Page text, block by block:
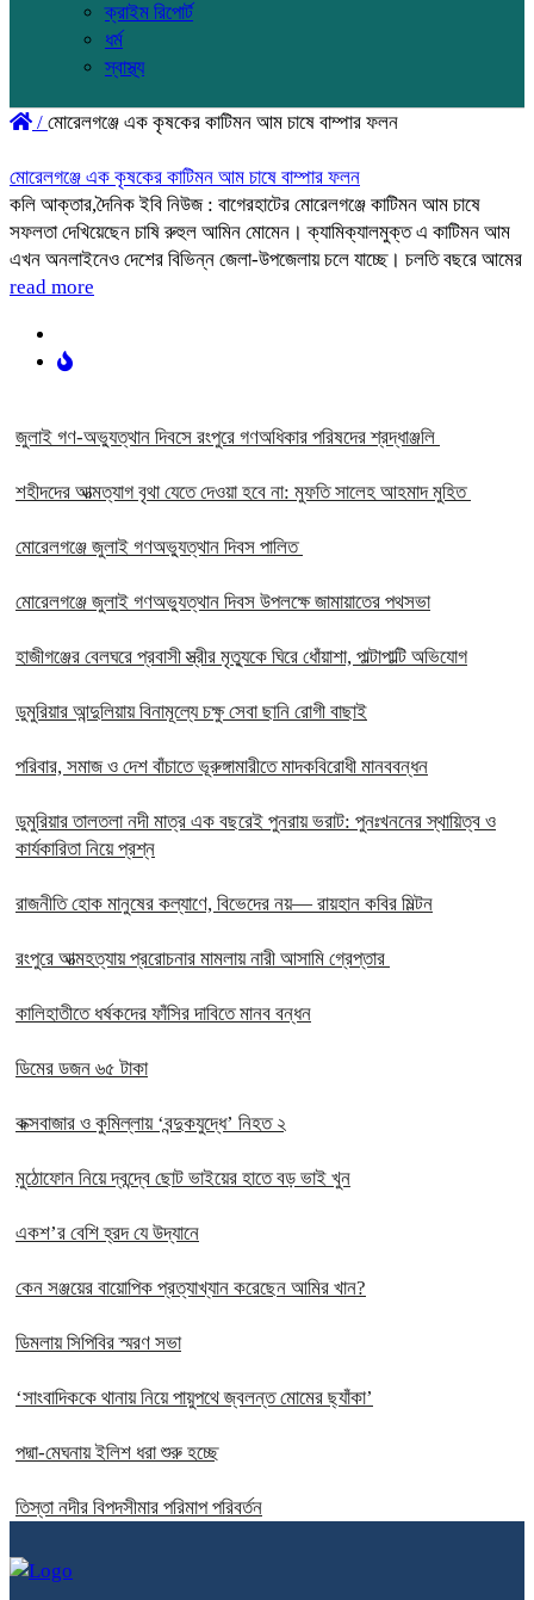
ক্রাইম রিপোর্ট
ধর্ম
স্বাস্থ্য
/ মোরেলগঞ্জে এক কৃষকের কাটিমন আম চাষে বাম্পার ফলন
মোরেলগঞ্জে এক কৃষকের কাটিমন আম চাষে বাম্পার ফলন
কলি আক্তার,দৈনিক ইবি নিউজ : বাগেরহাটের মোরেলগঞ্জে কাটিমন আম চাষে
সফলতা দেখিয়েছেন চাষি রুহুল আমিন মোমেন। ক্যামিক্যালমুক্ত এ কাটিমন আম
এখন অনলাইনেও দেশের বিভিন্ন জেলা-উপজেলায় চলে যাচ্ছে। চলতি বছরে আমের
read more
‎জুলাই গণ-অভ্যুত্থান দিবসে রংপুরে গণঅধিকার পরিষদের শ্রদ্ধাঞ্জলি ‎
‎শহীদদের আত্মত্যাগ বৃথা যেতে দেওয়া হবে না: মুফতি সালেহ আহমাদ মুহিত ‎
মোরেলগঞ্জে জুলাই গণঅভ্যুত্থান দিবস পালিত
মোরেলগঞ্জে জুলাই গণঅভ্যুত্থান দিবস উপলক্ষে জামায়াতের পথসভা
হাজীগঞ্জের বেলঘরে প্রবাসী স্ত্রীর মৃত্যুকে ঘিরে ধোঁয়াশা, পাল্টাপাল্টি অভিযোগ
ডুমুরিয়ার আন্দুলিয়ায় বিনামূল্যে চক্ষু সেবা ছানি রোগী বাছাই
পরিবার, সমাজ ও দেশ বাঁচাতে ভূরুঙ্গামারীতে মাদকবিরোধী মানববন্ধন
ডুমুরিয়ার তালতলা নদী মাত্র এক বছরেই পুনরায় ভরাট: পুনঃখননের স্থায়িত্ব ও
কার্যকারিতা নিয়ে প্রশ্ন
রাজনীতি হোক মানুষের কল্যাণে, বিভেদের নয়— রায়হান কবির মিল্টন
রংপুরে আত্মহত্যায় প্ররোচনার মামলায় নারী আসামি গ্রেপ্তার ‎
কালিহাতীতে ধর্ষকদের ফাঁসির দাবিতে মানব বন্ধন
ডিমের ডজন ৬৫ টাকা
কক্সবাজার ও কুমিল্লায় ‘বন্দুকযুদ্ধে’ নিহত ২
মুঠোফোন নিয়ে দ্বন্দ্বে ছোট ভাইয়ের হাতে বড় ভাই খুন
একশ’র বেশি হ্রদ যে উদ্যানে
কেন সঞ্জয়ের বায়োপিক প্রত্যাখ্যান করেছেন আমির খান?
ডিমলায় সিপিবির স্মরণ সভা
‘সাংবাদিককে থানায় নিয়ে পায়ুপথে জ্বলন্ত মোমের ছ্যাঁকা’
পদ্মা-মেঘনায় ইলিশ ধরা শুরু হচ্ছে
তিস্তা নদীর বিপদসীমার পরিমাপ পরিবর্তন